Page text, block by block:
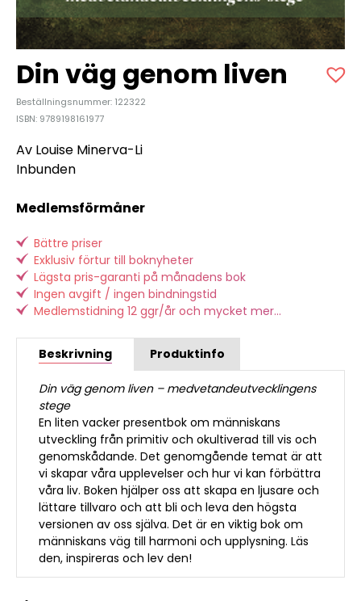
Din väg genom liven
Beställningsnummer: 122322
ISBN: 9789198161977
Av Louise Minerva-Li
Inbunden
Medlemsförmåner
Bättre priser
Exklusiv förtur till boknyheter
Lägsta pris-garanti på månadens bok
Ingen avgift / ingen bindningstid
Medlemstidning 12 ggr/år och mycket mer...
Beskrivning Produktinfo
Din väg genom liven – medvetandeutvecklingens
stege
En liten vacker presentbok om människans
utveckling från primitiv och okultiverad till vis och
genomskådande. Det genomgående temat är att
vi skapar våra upplevelser och hur vi kan förbättra
våra liv. Boken hjälper oss att skapa en ljusare och
lättare tillvaro och att bli och leva den högsta
versionen av oss själva. Det är en viktig bok om
människans väg till harmoni och upplysning. Läs
den, inspireras och lev den!